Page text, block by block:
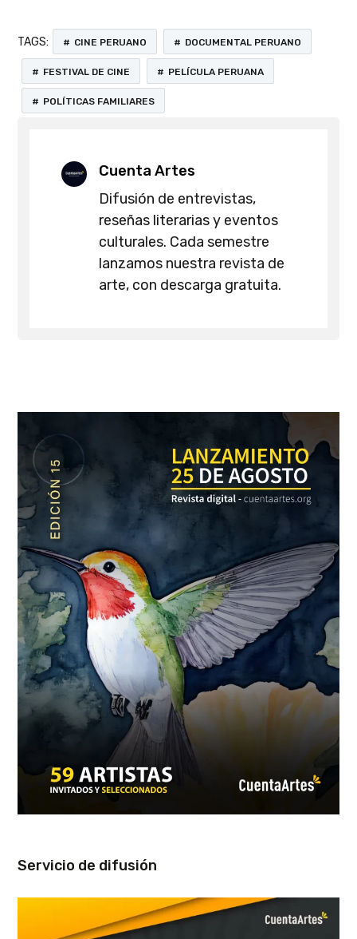
TAGS: CINE PERUANO DOCUMENTAL PERUANO
FESTIVAL DE CINE PELÍCULA PERUANA
POLÍTICAS FAMILIARES
Cuenta Artes
Difusión de entrevistas,
reseñas literarias y eventos
culturales. Cada semestre
lanzamos nuestra revista de
arte, con descarga gratuita.
Servicio de difusión